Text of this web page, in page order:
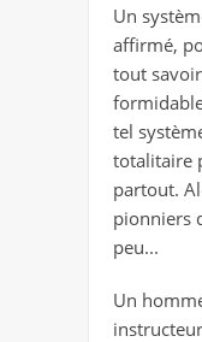
Un
affirmé,
tout
tel
totalitaire
partout.
pionniers
peu...
Un